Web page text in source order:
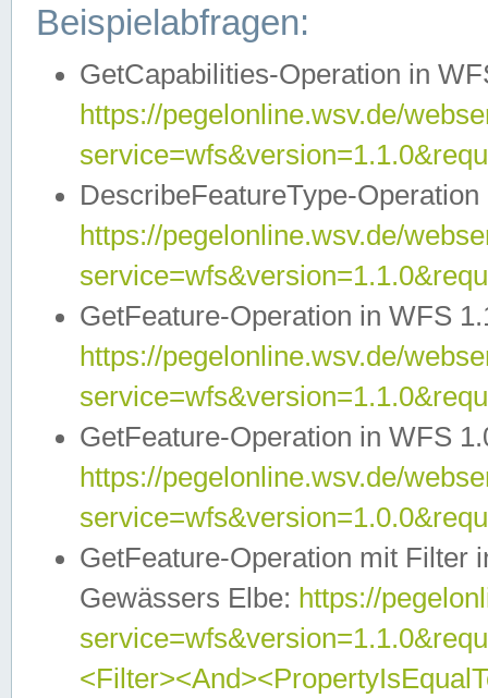
Beispielabfragen:
GetCapabilities-Operation in
https://pegelonline.wsv.de/
DescribeFeatureType-
https://pegelonline.wsv.de/
GetFeature-Operation in WFS
https://pegelonline.wsv.de/
GetFeature-Operation in WFS
https://pegelonline.wsv.de/
GetFeature-Operation mit Filter
Gewässers Elbe: https://